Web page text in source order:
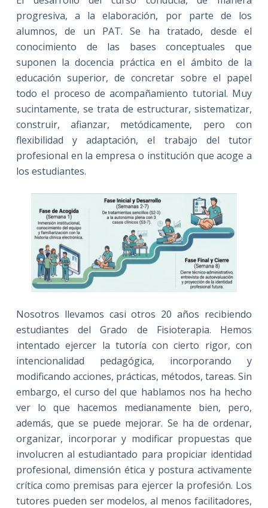
progresiva, a la elaboración, por parte de los
alumnos, de un PAT. Se ha tratado, desde el
conocimiento de las bases conceptuales que
suponen la docencia práctica en el ámbito de la
educación superior, de concretar sobre el papel
todo el proceso de acompañamiento tutorial. Muy
sucintamente, se trata de estructurar, sistematizar,
construir, afianzar, metódicamente, pero con
flexibilidad y adaptación, el trabajo del tutor
profesional en la empresa o institución que acoge a
los estudiantes.
Nosotros llevamos casi otros 20 años recibiendo
estudiantes del Grado de Fisioterapia. Hemos
intentado ejercer la tutoría con cierto rigor, con
intencionalidad pedagógica, incorporando y
modificando acciones, prácticas, métodos, tareas. Sin
embargo, el curso del que hablamos nos ha hecho
ver lo que hacemos medianamente bien, pero,
además, que se puede mejorar. Se ha de ordenar,
organizar, incorporar y modificar propuestas que
involucren al estudiantado para propiciar identidad
profesional, dimensión ética y postura activamente
crítica como premisas para ejercer la profesión. Los
tutores pueden ser modelos, al menos facilitadores,